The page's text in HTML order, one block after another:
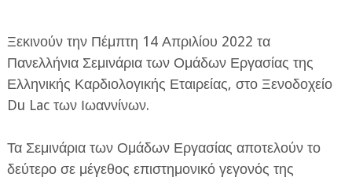
ΤΕΧΝΟΛΟΓΙΑ
ΔΙΕΘΝΗ
Ξεκινούν την Πέμπτη 14 Απριλίου 2022 τα
Πανελλήνια Σεμινάρια των Ομάδων Εργασίας της
Ελληνικής Καρδιολογικής Εταιρείας, στο Ξενοδοχείο
Du Lac των Ιωαννίνων.
Τα Σεμινάρια των Ομάδων Εργασίας αποτελούν το
δεύτερο σε μέγεθος επιστημονικό γεγονός της